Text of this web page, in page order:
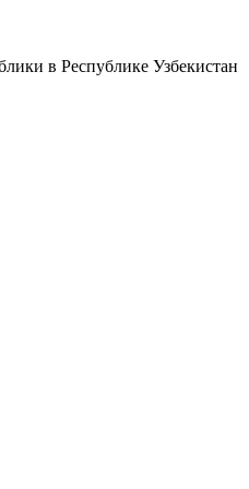
в Республике Узбекистан